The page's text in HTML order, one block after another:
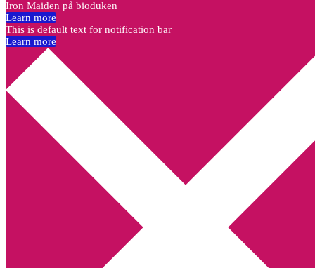
Iron Maiden på bioduken
Learn more
This is default text for notification bar
Learn more